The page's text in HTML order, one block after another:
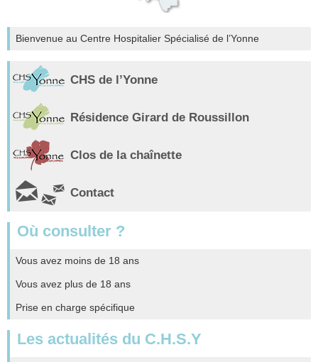
Bienvenue au Centre Hospitalier Spécialisé de l’Yonne
CHS de l’Yonne
Résidence Girard de Roussillon
Clos de la chaînette
Contact
Où consulter ?
Vous avez moins de 18 ans
Vous avez plus de 18 ans
Prise en charge spécifique
Les actualités du C.H.S.Y